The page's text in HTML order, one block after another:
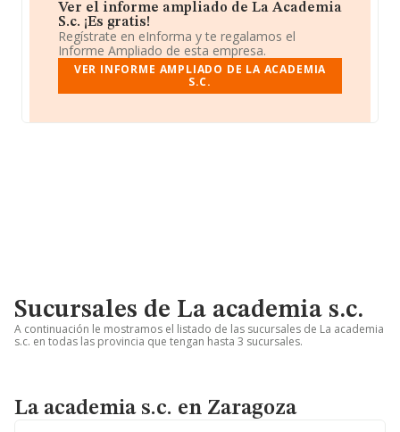
Ver el informe ampliado de La Academia
S.c. ¡Es gratis!
Regístrate en eInforma y te regalamos el
Informe Ampliado de esta empresa.
VER INFORME AMPLIADO DE LA ACADEMIA
S.C.
Sucursales de La academia s.c.
A continuación le mostramos el listado de las sucursales de La academia
s.c. en todas las provincia que tengan hasta 3 sucursales.
La academia s.c. en Zaragoza